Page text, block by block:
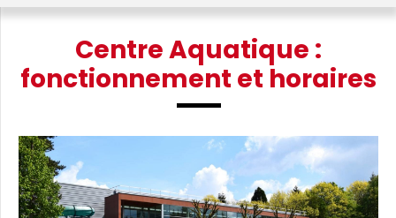
Centre Aquatique :
fonctionnement et horaires